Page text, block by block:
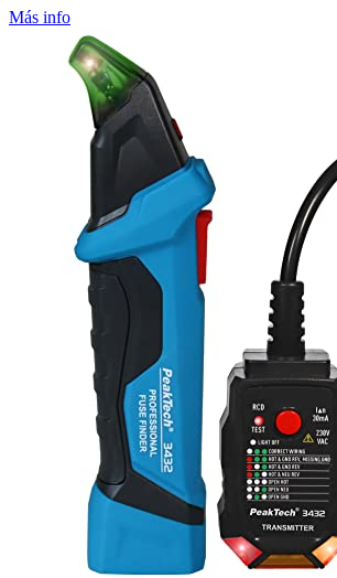
Más info